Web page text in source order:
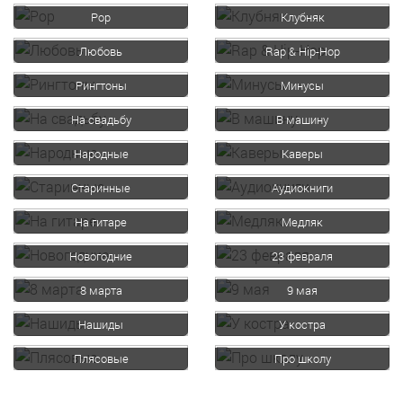
Pop Клубняк
Любовь Rap & Hip-Hop
Рингтоны Минусы
На свадьбу В машину
Народные Каверы
Старинные Аудиокниги
На гитаре Медляк
Новогодние 23 февраля
8 марта 9 мая
Нашиды У костра
Плясовые Про школу